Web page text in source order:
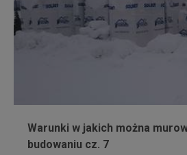
Warunki w jakich można
budowaniu cz. 7